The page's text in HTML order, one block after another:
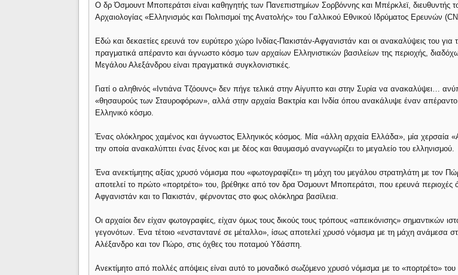
Ο δρ Όσμουντ Μποπεράτσι είναι καθηγητής των Πανεπιστημίων Σορβόννης και Μπέρκλεϊ, διευθυντής
Αρχαιολογίας «Ελληνισμός και Πολιτισμοί της Ανατολής» του Γαλλικού Εθνικού Ιδρύματος Ερευνών
Εδώ και δεκαετίες ερευνά τον ευρύτερο χώρο Ινδίας-Πακιστάν-Αφγανιστάν και οι ανακαλύψεις του για
πραγματικά απέραντο και άγνωστο κόσμο των αρχαίων Ελληνιστικών βασιλείων της περιοχής,
Μεγάλου Αλεξάνδρου είναι πραγματικά συγκλονιστικές.
Γιατί ο αληθινός «Ιντιάνα Τζόουνς» δεν πήγε τελικά στην Αίγυπτο και στην Συρία να ανακαλύψει…
«θησαυρούς των Σταυροφόρων», αλλά στην αρχαία Βακτρία και Ινδία όπου ανακάλυψε έναν
Ελληνικό κόσμο.
Ένας ολόκληρος χαμένος και άγνωστος Ελληνικός κόσμος. Μία «άλλη αρχαία Ελλάδα», μία χερσαία
την οποία ανακαλύπτει ένας ξένος και με δέος και θαυμασμό αναγνωρίζει το μεγαλείο του ελληνισμού.
Ένα ανεκτίμητης αξίας χρυσό νόμισμα που «φωτογραφίζει» τη μάχη του μεγάλου στρατηλάτη με τον
αποτελεί το πρώτο «πορτρέτο» του, βρέθηκε από τον δρα Όσμουντ Μποπεράτσι, που ερευνά περιοχές
Αφγανιστάν και το Πακιστάν, φέρνοντας στο φως ολόκληρα βασίλεια.
Οι αρχαίοι δεν είχαν φωτογραφίες, είχαν όμως τους δικούς τους τρόπους «απεικόνισης» σημαντικών
γεγονότων. Ένα τέτοιο «ενσταντανέ σε μέταλλο», ίσως αποτελεί χρυσό νόμισμα με τη μάχη ανάμεσα
Αλέξανδρο και τον Πώρο, στις όχθες του ποταμού Υδάσπη.
Ανεκτίμητο από πολλές απόψεις είναι αυτό το μοναδικό σωζόμενο χρυσό νόμισμα με το «πορτρέτο» του